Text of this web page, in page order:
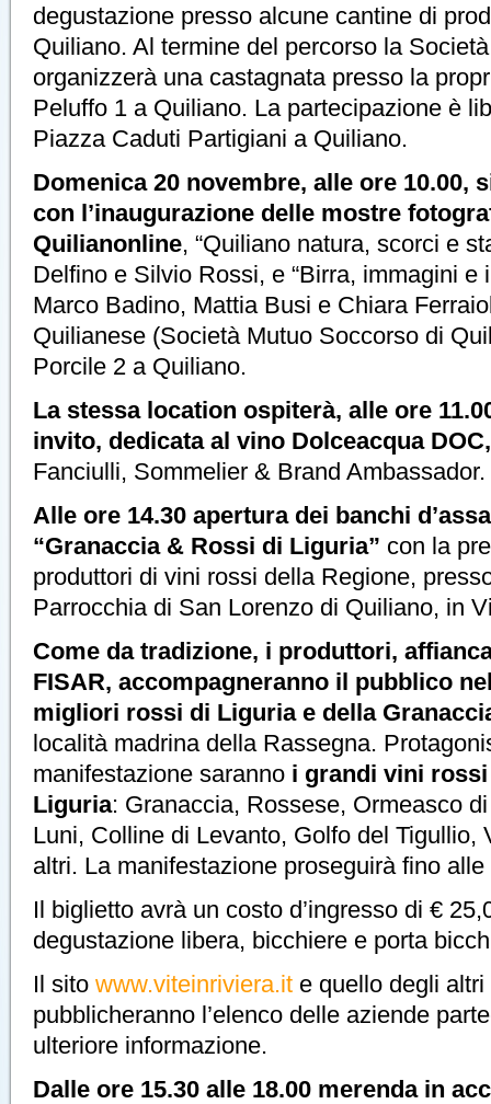
degustazione presso alcune cantine di
Quiliano. Al termine del percorso la
organizzerà una castagnata presso la
Peluffo 1 a Quiliano. La partecipazione è
Piazza Caduti Partigiani a Quiliano.
Domenica 20 novembre, alle ore 10.00,
con l’inaugurazione delle mostre
Quilianonline, “Quiliano natura, scorci e
Delfino e Silvio Rossi, e “Birra, immagini e
Marco Badino, Mattia Busi e Chiara
Quilianese (Società Mutuo Soccorso di
Porcile 2 a Quiliano.
La stessa location ospiterà, alle ore
invito, dedicata al vino Dolceacqua
Fanciulli, Sommelier & Brand
Alle ore 14.30 apertura dei banchi
“Granaccia & Rossi di Liguria” con la
produttori di vini rossi della Regione,
Parrocchia di San Lorenzo di Quiliano, in
Come da tradizione, i produttori,
FISAR, accompagneranno il pubblico
migliori rossi di Liguria e della
località madrina della Rassegna.
manifestazione saranno i grandi vini rossi
Liguria: Granaccia, Rossese, Ormeasco
Luni, Colline di Levanto, Golfo del Tigullio,
altri. La manifestazione proseguirà fino
Il biglietto avrà un costo d’ingresso di €
degustazione libera, bicchiere e porta
Il sito www.viteinriviera.it e quello degli altri
pubblicheranno l’elenco delle aziende
ulteriore informazione.
Dalle ore 15.30 alle 18.00 merenda in